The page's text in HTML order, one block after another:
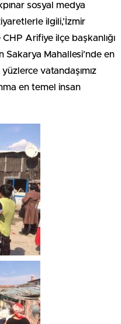
sosyal medya
ilgili,’İzmir
Arifiye ilçe başkanlığı
Sakarya Mahallesi’nde en
vatandaşımız
en temel insan